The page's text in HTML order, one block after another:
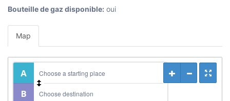
Bouteille de gaz disponible: oui
Map